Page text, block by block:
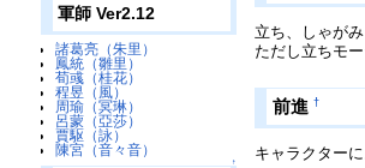
軍師 Ver2.12
諸葛亮（朱里）
鳳統（雛里）
荀彧（桂花）
程昱（風）
周瑜（冥琳）
呂蒙（亞莎）
賈駆（詠）
陳宮（音々音）
↑
立ち、しゃが
ただし立ちモ
前進 †
キャラクター